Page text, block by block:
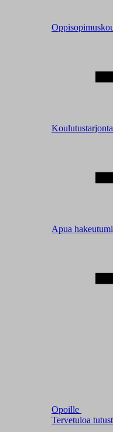
Koulutustarjonta
Apua
Opoille
Tervetuloa